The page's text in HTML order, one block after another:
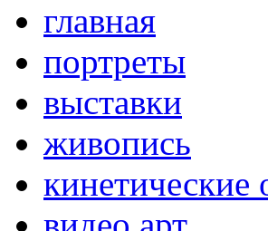
главная
портреты
выставки
живопись
кинетические